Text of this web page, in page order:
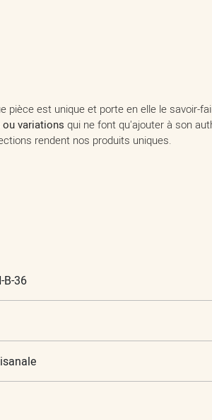
est unique et porte en elle le savoir-
variations qui ne font qu'ajouter à son
rendent nos produits uniques.
B-36